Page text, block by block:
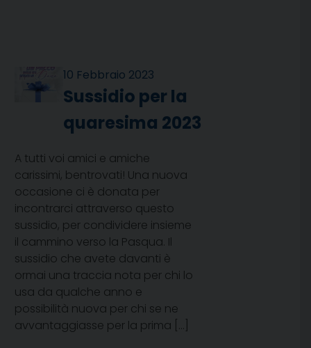
10 Febbraio 2023
Sussidio per la
quaresima 2023
A tutti voi amici e amiche
carissimi, bentrovati! Una nuova
occasione ci è donata per
incontrarci attraverso questo
sussidio, per condividere insieme
il cammino verso la Pasqua. Il
sussidio che avete davanti è
ormai una traccia nota per chi lo
usa da qualche anno e
possibilità nuova per chi se ne
avvantaggiasse per la prima […]